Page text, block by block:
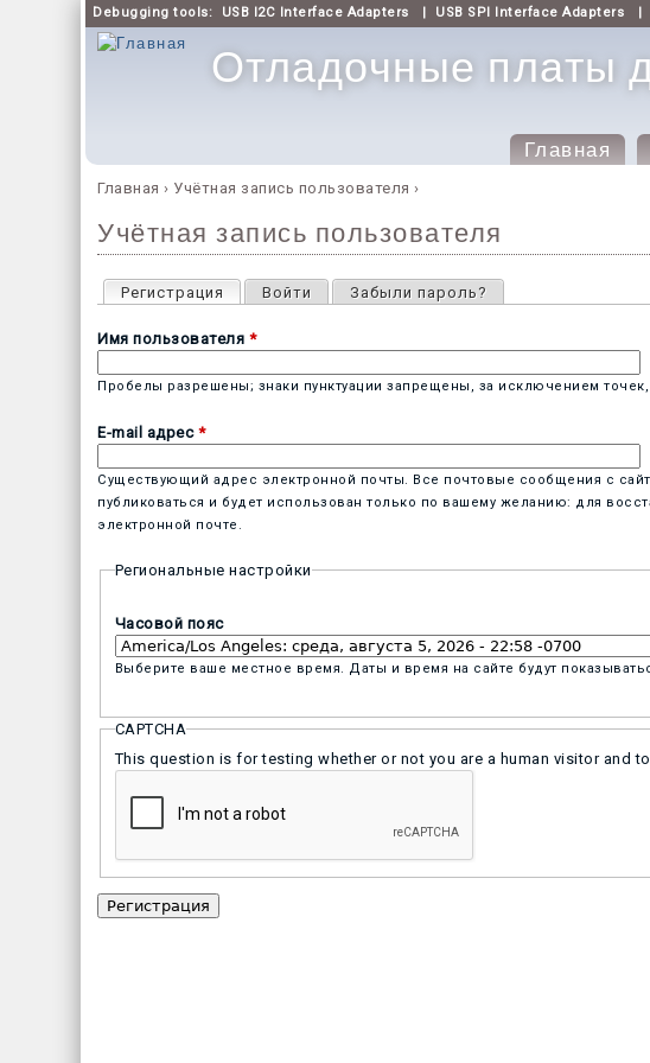
Debugging tools: USB I2C Interface Adapters | USB SPI Interface Adapters |
Отладочные платы
Главное меню Главная
Вы здесь
Главная › Учётная запись пользователя ›
Учётная запись пользователя
Главные вкладки
Регистрация (активная вкладка)
Войти Забыли пароль?
Имя пользователя *
Пробелы разрешены; знаки пунктуации запрещены, за исключением
E-mail адрес *
Существующий адрес электронной почты. Все почтовые сообщения с
публиковаться и будет использован только по вашему желанию: для
электронной почте.
Региональные настройки
Часовой пояс
Выберите ваше местное время. Даты и время на сайте будут
CAPTCHA
This question is for testing whether or not you are a human visitor and